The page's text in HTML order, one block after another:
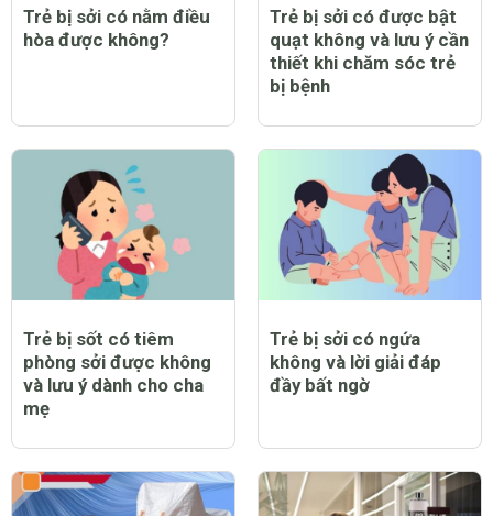
Trẻ bị sởi có nằm điều
hòa được không?
Trẻ bị sởi có được bật
quạt không và lưu ý cần
thiết khi chăm sóc trẻ
bị bệnh
Trẻ bị sốt có tiêm
phòng sởi được không
và lưu ý dành cho cha
mẹ
Trẻ bị sởi có ngứa
không và lời giải đáp
đầy bất ngờ